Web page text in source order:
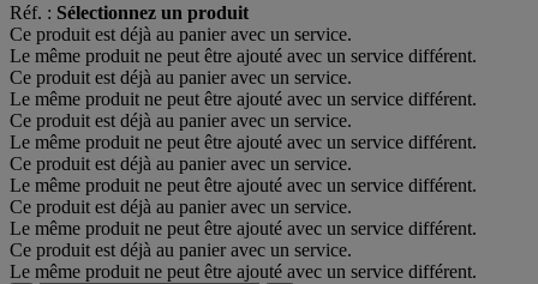
Réf. : Sélectionnez un produit
Ce produit est déjà au panier avec un service.
Le même produit ne peut être ajouté avec un service différent.
Ce produit est déjà au panier avec un service.
Le même produit ne peut être ajouté avec un service différent.
Ce produit est déjà au panier avec un service.
Le même produit ne peut être ajouté avec un service différent.
Ce produit est déjà au panier avec un service.
Le même produit ne peut être ajouté avec un service différent.
Ce produit est déjà au panier avec un service.
Le même produit ne peut être ajouté avec un service différent.
Ce produit est déjà au panier avec un service.
Le même produit ne peut être ajouté avec un service différent.